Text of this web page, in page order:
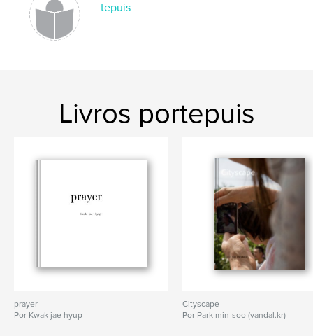
tepuis
Livros portepuis
prayer
Por Kwak jae hyup
Cityscape
Por Park min-soo (vandal.kr)